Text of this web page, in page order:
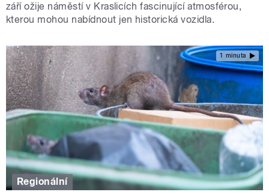
září ožije náměstí v Kraslicích fascinující atmosférou,
kterou mohou nabídnout jen historická vozidla.
1 minuta
Regionální